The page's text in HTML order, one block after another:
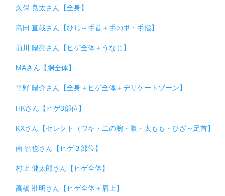
久保 良太さん【全身】
島田 直哉さん【ひじ～手首＋手の甲・手指】
前川 陽亮さん【ヒゲ全体＋うなじ】
MAさん【胴全体】
平野 陽介さん【全身＋ヒゲ全体＋デリケートゾーン】
HKさん【ヒゲ3部位】
KXさん【セレクト（ワキ・二の腕・腹・太もも・ひざ～足首】
南 智也さん【ヒゲ３部位】
村上 健太郎さん【ヒゲ全体】
高橋 壯明さん【ヒゲ全体＋眉上】